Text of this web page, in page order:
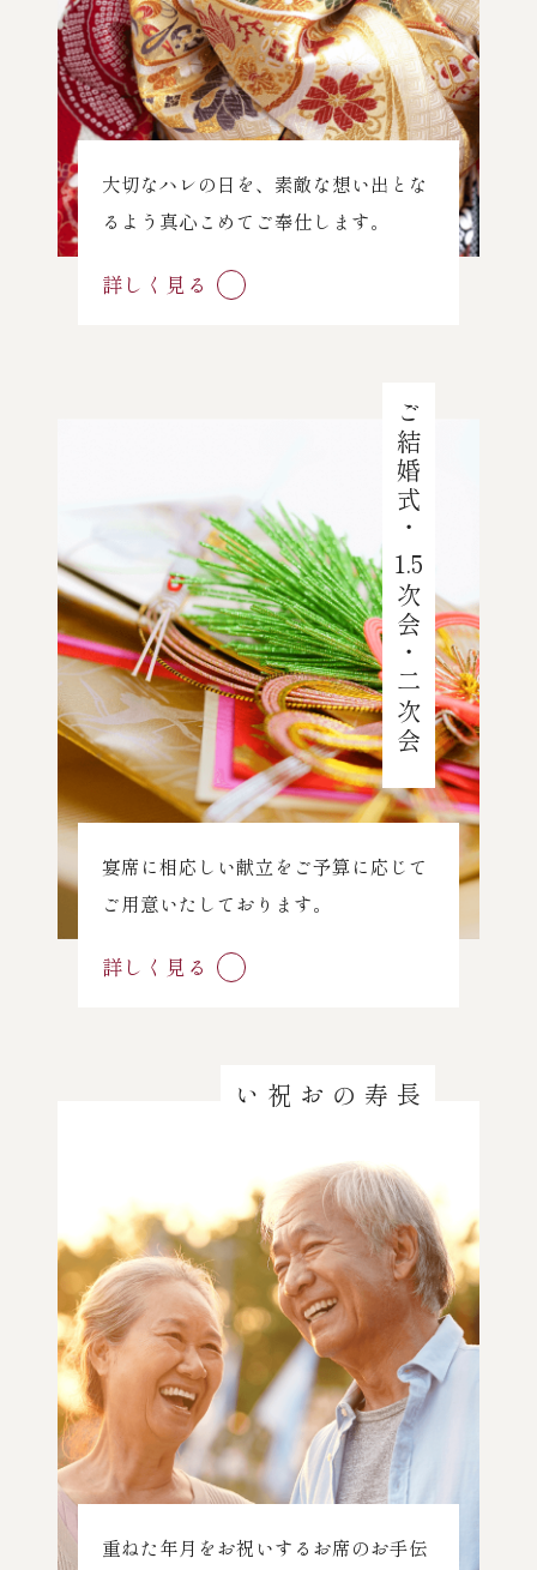
大切なハレの日を、素敵な想い出とな
るよう真心こめてご奉仕します。
詳しく見る
ご結婚式・
1.5
次会・二次会
宴席に相応しい献立をご予算に応じて
ご用意いたしております。
詳しく見る
長寿のお祝い
重ねた年月をお祝いするお席のお手伝